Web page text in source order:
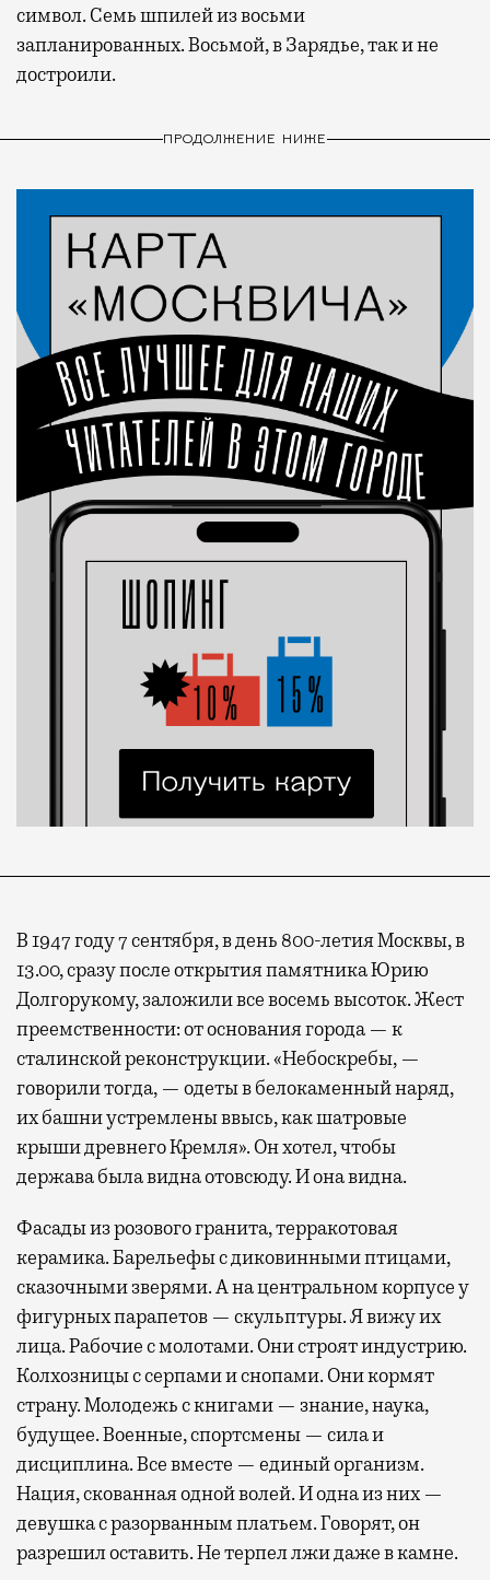
символ. Семь шпилей из восьми
запланированных. Восьмой, в Зарядье, так и не
достроили.
ПРОДОЛЖЕНИЕ НИЖЕ
В 1947 году 7 сентября, в день 800-летия Москвы, в
13.00, сразу после открытия памятника Юрию
Долгорукому, заложили все восемь высоток. Жест
преемственности: от основания города — к
сталинской реконструкции. «Небоскребы, —
говорили тогда, — одеты в белокаменный наряд,
их башни устремлены ввысь, как шатровые
крыши древнего Кремля». Он хотел, чтобы
держава была видна отовсюду. И она видна.
Фасады из розового гранита, терракотовая
керамика. Барельефы с диковинными птицами,
сказочными зверями. А на центральном корпусе у
фигурных парапетов — скульптуры. Я вижу их
лица. Рабочие с молотами. Они строят индустрию.
Колхозницы с серпами и снопами. Они кормят
страну. Молодежь с книгами — знание, наука,
будущее. Военные, спортсмены — сила и
дисциплина. Все вместе — единый организм.
Нация, скованная одной волей. И одна из них —
девушка с разорванным платьем. Говорят, он
разрешил оставить. Не терпел лжи даже в камне.